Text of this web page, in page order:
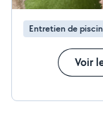
Entretien de
Voir